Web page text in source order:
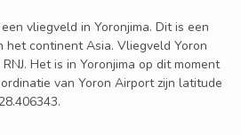
vliegveld in Yoronjima. Dit is een
het continent Asia. Vliegveld Yoron
Het is in Yoronjima op dit moment
van Yoron Airport zijn latitude